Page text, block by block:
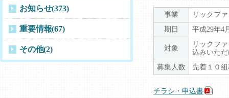
事業
リックフ
期日
平成29年4
対象
リックフ
込みいた
募集人数
先着１０
チラシ・申込書
お知らせ(373)
重要情報(67)
その他(2)